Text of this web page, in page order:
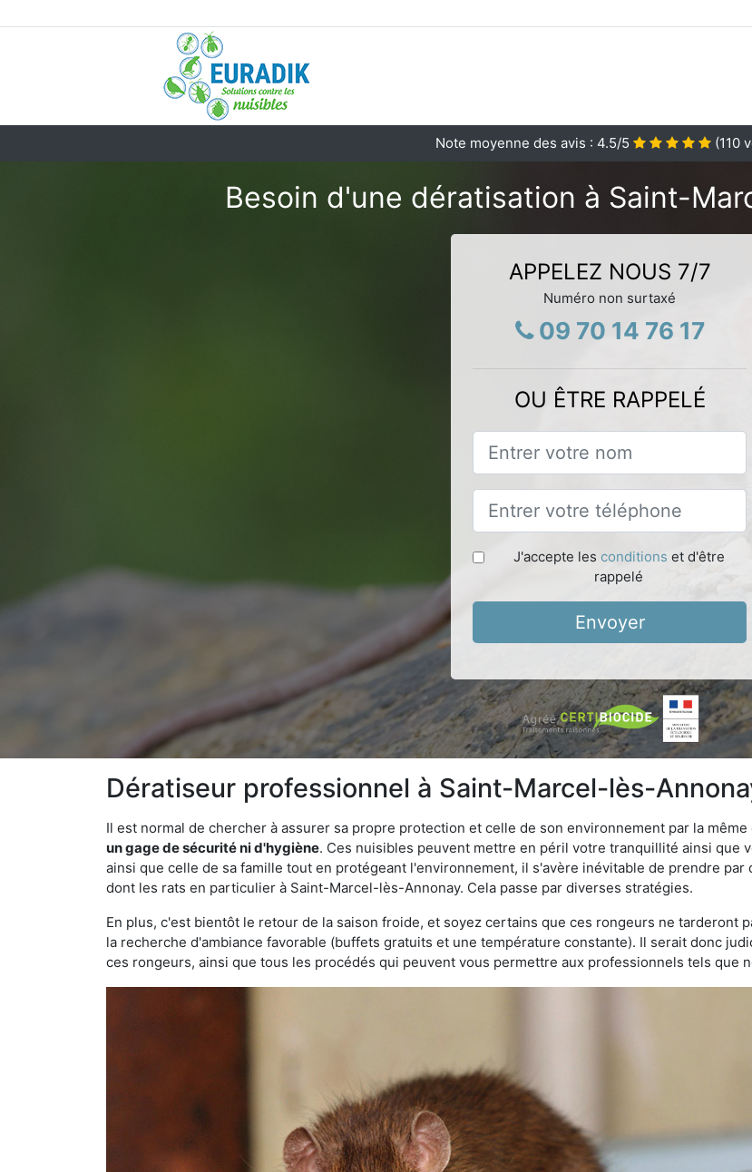
Note moyenne des avis : 4.5/5 (110
Besoin d'une dératisation à Saint-
APPELEZ NOUS 7/7
Numéro non surtaxé
09 70 14 76 17
OU ÊTRE RAPPELÉ
J'accepte les conditions et d'être
rappelé
Envoyer
Dératiseur professionnel à Saint-Marcel-lès-
Il est normal de chercher à assurer sa propre protection et celle de son environnement par la même
un gage de sécurité ni d'hygiène. Ces nuisibles peuvent mettre en péril votre tranquillité ainsi que
ainsi que celle de sa famille tout en protégeant l'environnement, il s'avère inévitable de prendre
dont les rats en particulier à Saint-Marcel-lès-Annonay. Cela passe par diverses stratégies.
En plus, c'est bientôt le retour de la saison froide, et soyez certains que ces rongeurs ne tarderont
la recherche d'ambiance favorable (buffets gratuits et une température constante). Il serait donc
ces rongeurs, ainsi que tous les procédés qui peuvent vous permettre aux professionnels tels que